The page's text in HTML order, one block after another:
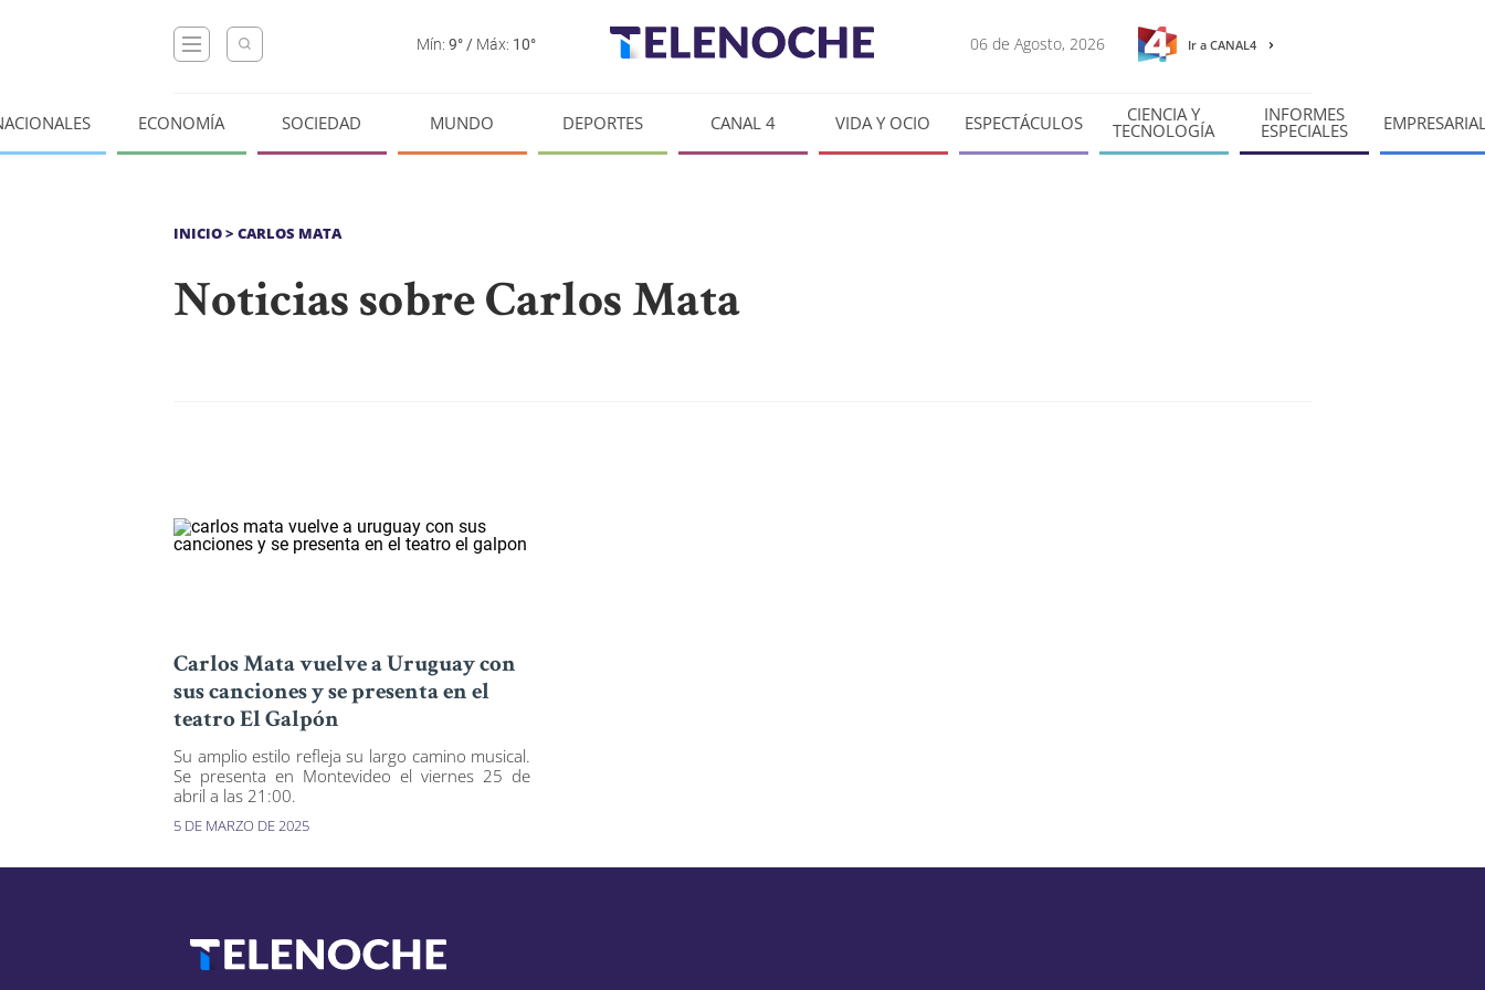
Mín: 9° / Máx: 10° 06 de Agosto, 2026 Ir a CANAL4
ECONOMÍA SOCIEDAD MUNDO DEPORTES CANAL 4 VIDA Y OCIO ESPECTÁCULOS CIENCIA Y
TECNOLOGÍA
INFORMES
ESPECIALES
INICIO> CARLOS MATA
Noticias sobre Carlos Mata
Carlos Mata vuelve a Uruguay con
sus canciones y se presenta en el
teatro El Galpón
Su amplio estilo refleja su largo camino musical.
Se presenta en Montevideo el viernes 25 de
abril a las 21:00.
5 DE MARZO DE 2025